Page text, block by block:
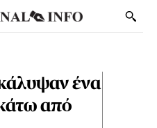
ένα
από